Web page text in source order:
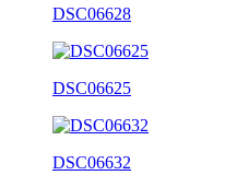
DSC06628
DSC06625
DSC06632